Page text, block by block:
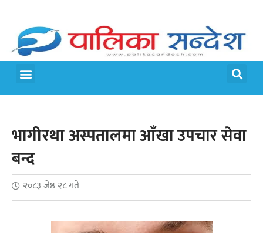
भागीरथा अस्पतालमा आँखा उपचार सेवा
बन्द
२०८३ जेष्ठ २८ गते